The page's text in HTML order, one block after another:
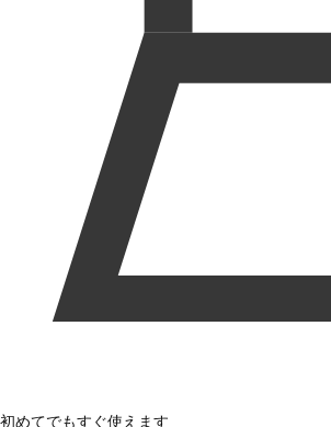
初めてでもすぐ使えます